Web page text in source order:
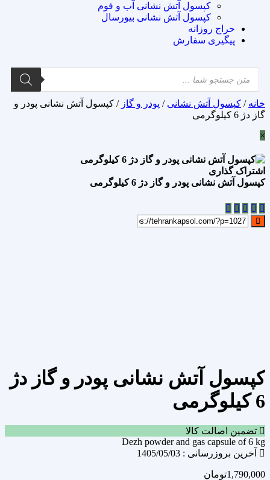
کپسول آتش نشانی آب و فوم
کپسول آتش نشانی بیورسال
حراج روزانه
پیگیری سفارش
خانه / کپسول آتش نشانی / پودر و گاز / کپسول آتش نشانی پودر و
گاز دژ 6 کیلوگرمی
×
اشتراک گذاری
کپسول آتش نشانی پودر و گاز دژ 6 کیلوگرمی
کپسول آتش نشانی پودر و گاز دژ
6 کیلوگرمی
تضمین اصالت کالا
Dezh powder and gas capsule of 6 kg
آخرین بروزرسانی : 1405/05/03
1,790,000تومان